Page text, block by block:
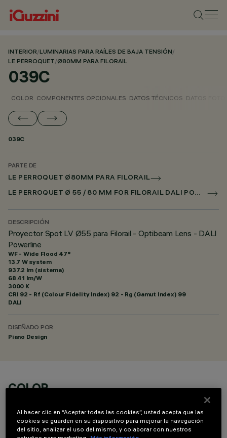
INTERIOR/LUMINARIAS PARA RAÍLES DE BAJA TENSIÓN/
LE PERROQUET/Ø80MM PARA FILORAIL
039C
COLOR COMPONENTES OPCIONALES DATOS TÉCNICOS DATOS
039C
PARTE DE
LE PERROQUET Ø80MM PARA FILORAIL
LE PERROQUET Ø 55 / 80 MM FOR FILORAIL DALI POWERLINE
DESCRIPCIÓN
Proyector Spot LV Ø55 para Filorail - Optibeam Lens - DALI
Powerline
WF - Wide Flood 47°
13.7 W system
937.2 lm (sistema)
68.41 lm/W
3000 K
CRI 92 - Rf (Colour Fidelity Index) 92 - Rg (Gamut Index) 99
DALI
DISEÑADO POR
Piano Design
COLOR
Al hacer clic en “Aceptar todas las cookies”, usted acepta que las
cookies se guarden en su dispositivo para mejorar la navegación
del sitio, analizar el uso del mismo, y colaborar con nuestros